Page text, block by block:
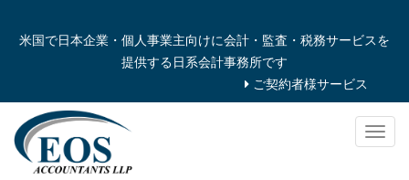
米国で日本企業・個人事業主向けに会計・監査・税務サービスを
提供する日系会計事務所です
ご契約者様サービス